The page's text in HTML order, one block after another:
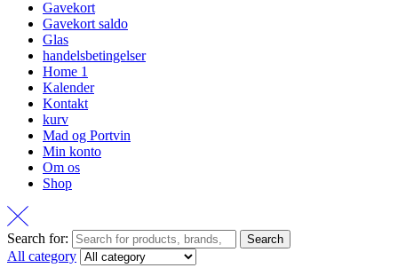
Gavekort
Gavekort saldo
Glas
handelsbetingelser
Home 1
Kalender
Kontakt
kurv
Mad og Portvin
Min konto
Om os
Shop
Search for: Search
All category